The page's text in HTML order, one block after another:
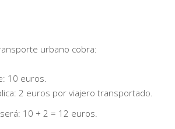
urbano cobra:
10 euros.
2 euros por viajero transportado.
10 + 2 = 12 euros.